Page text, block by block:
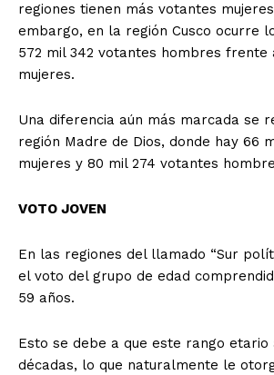
regiones tienen más votantes
embargo, en la región Cusco ocurre
572 mil 342 votantes hombres frente
mujeres.
Una diferencia aún más marcada se
región Madre de Dios, donde hay 66
mujeres y 80 mil 274 votantes
VOTO JOVEN
En las regiones del llamado “Sur
el voto del grupo de edad
59 años.
Esto se debe a que este rango
décadas, lo que naturalmente le